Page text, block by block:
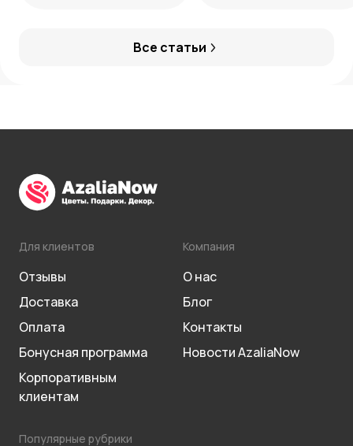
Все статьи
Для клиентов
Отзывы
Доставка
Оплата
Бонусная программа
Корпоративным
клиентам
Компания
О нас
Блог
Контакты
Новости AzaliaNow
Популярные рубрики